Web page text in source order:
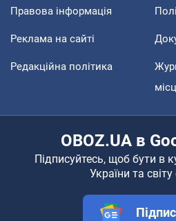
Правова інформація
Реклама на сайті
Редакційна політика
OBOZ.UA в
Підписуйтесь, щоб бути в
України та світу